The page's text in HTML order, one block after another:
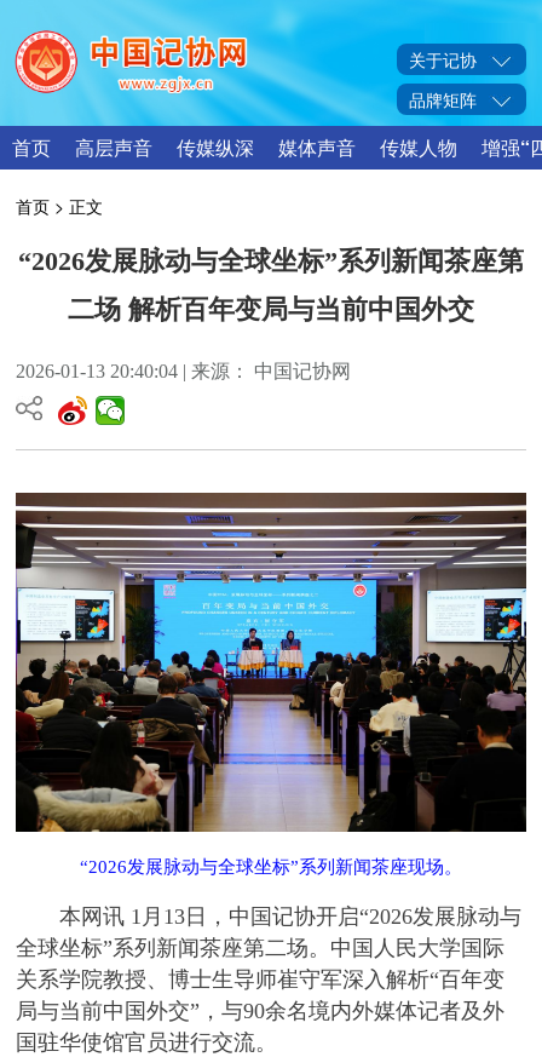
关于记协
品牌矩阵
首页 高层声音 传媒纵深 媒体声音 传媒人物 增强“
首页 > 正文
“2026发展脉动与全球坐标”系列新闻茶座第
二场 解析百年变局与当前中国外交
2026-01-13 20:40:04 | 来源： 中国记协网
“2026发展脉动与全球坐标”系列新闻茶座现场。
本网讯 1月13日，中国记协开启“2026发展脉动与
全球坐标”系列新闻茶座第二场。中国人民大学国际
关系学院教授、博士生导师崔守军深入解析“百年变
局与当前中国外交”，与90余名境内外媒体记者及外
国驻华使馆官员进行交流。